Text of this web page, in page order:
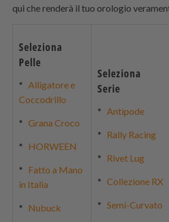
qui che renderà il tuo orologio
Seleziona
Pelle
*Alligatore e
Coccodrillo
*Grana Croco
* HORWEEN
* Fatto a Mano
in Italia
* Nubuck
Seleziona
Serie
*Antipode
* Rally Racing
* Rivet Lug
*Collezione RX
*Semi-Curvato